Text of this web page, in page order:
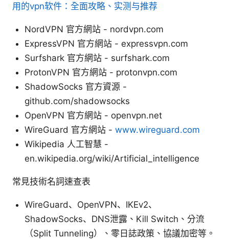
用的vpn软件：全面攻略、实测与推荐
NordVPN 官方網站 - nordvpn.com
ExpressVPN 官方網站 - expressvpn.com
Surfshark 官方網站 - surfshark.com
ProtonVPN 官方網站 - protonvpn.com
ShadowSocks 官方資源 -
github.com/shadowsocks
OpenVPN 官方網站 - openvpn.net
WireGuard 官方網站 - www.wireguard.com
Wikipedia 人工智慧 -
en.wikipedia.org/wiki/Artificial_intelligence
常見技術名詞速查表
WireGuard、OpenVPN、IKEv2、
ShadowSocks、DNS泄露、Kill Switch、分流
（Split Tunneling）、零日誌政策、協議加密等。